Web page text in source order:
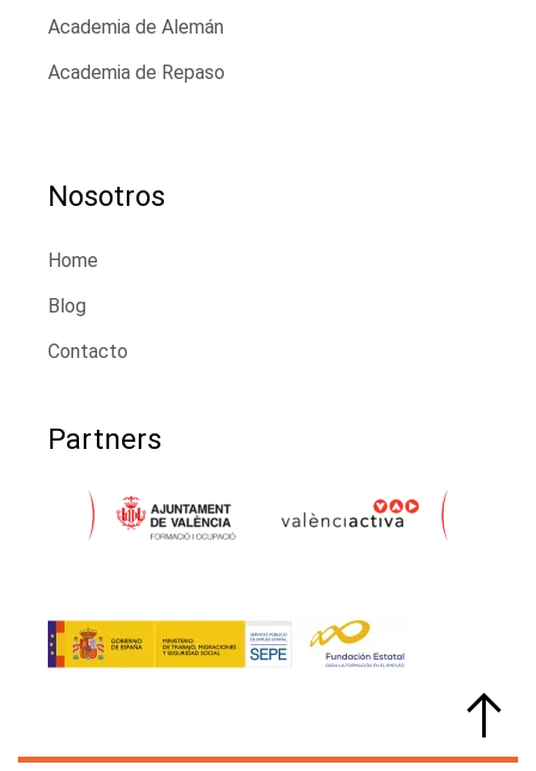
Academia de Alemán
Academia de Repaso
Nosotros
Home
Blog
Contacto
Partners